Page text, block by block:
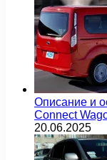
Описание и
Connect
20.06.2025